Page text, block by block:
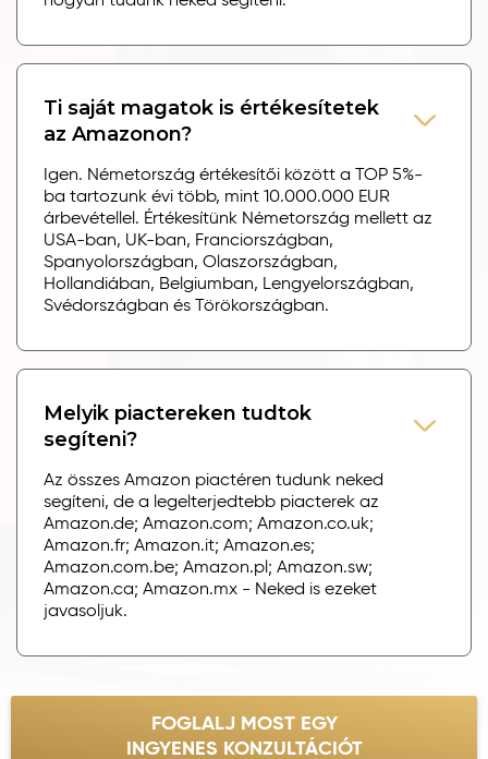
Ti saját magatok is értékesítetek
az Amazonon?
Igen. Németország értékesítői között a TOP 5%-
ba tartozunk évi több, mint 10.000.000 EUR
árbevétellel. Értékesítünk Németország mellett az
USA-ban, UK-ban, Franciországban,
Spanyolországban, Olaszországban,
Hollandiában, Belgiumban, Lengyelországban,
Svédországban és Törökországban.
Melyik piactereken tudtok
segíteni?
Az összes Amazon piactéren tudunk neked
segíteni, de a legelterjedtebb piacterek az
Amazon.de; Amazon.com; Amazon.co.uk;
Amazon.fr; Amazon.it; Amazon.es;
Amazon.com.be; Amazon.pl; Amazon.sw;
Amazon.ca; Amazon.mx - Neked is ezeket
javasoljuk.
FOGLALJ MOST EGY
INGYENES KONZULTÁCIÓT